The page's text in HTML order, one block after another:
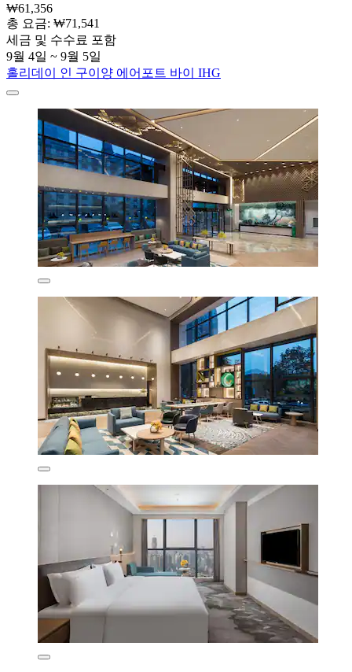
₩61,356
총 요금: ₩71,541
세금 및 수수료 포함
9월 4일 ~ 9월 5일
홀리데이 인 구이양 에어포트 바이 IHG